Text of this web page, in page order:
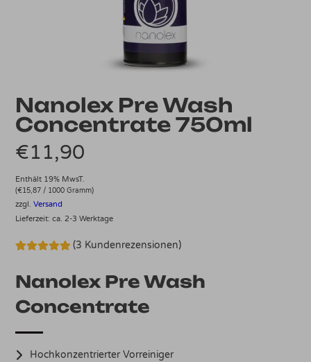
Nanolex Pre Wash
Concentrate 750ml
€11,90
Enthält 19% MwsT.
(€15,87 / 1000 Gramm)
zzgl.Versand
Lieferzeit: ca. 2-3 Werktage
basierend
auf
Kundenbewertungen
(3 Kundenrezensionen)
Nanolex Pre Wash
Concentrate
Hochkonzentrierter Vorreiniger